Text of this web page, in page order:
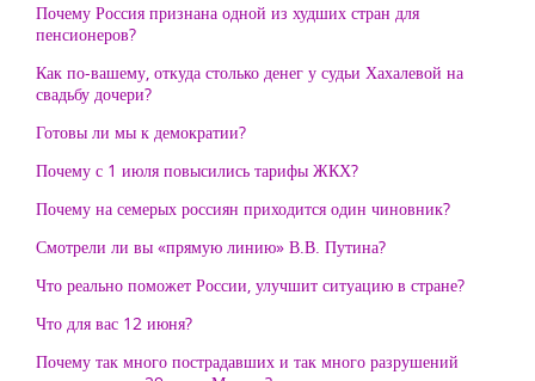
Почему Россия признана одной из худших стран для
пенсионеров?
Как по-вашему, откуда столько денег у судьи Хахалевой на
свадьбу дочери?
Готовы ли мы к демократии?
Почему с 1 июля повысились тарифы ЖКХ?
Почему на семерых россиян приходится один чиновник?
Смотрели ли вы «прямую линию» В.В. Путина?
Что реально поможет России, улучшит ситуацию в стране?
Что для вас 12 июня?
Почему так много пострадавших и так много разрушений